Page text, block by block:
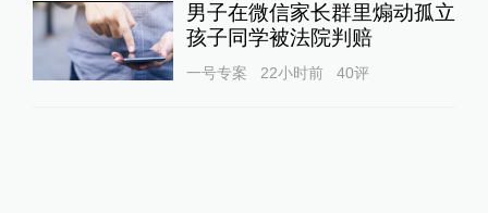
男子在微信家长群里煽动孤立
孩子同学被法院判赔
一号专案 22小时前 40评